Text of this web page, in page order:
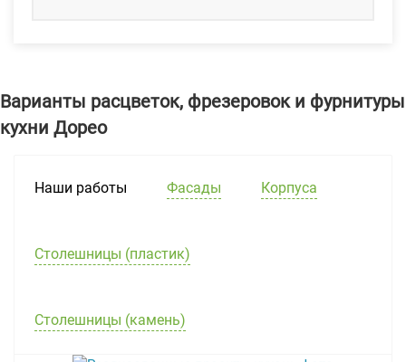
Варианты расцветок, фрезеровок и фурнитуры
кухни Дорео
Наши работы Фасады Корпуса
Столешницы (пластик)
Столешницы (камень)